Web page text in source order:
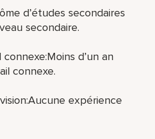
d’études secondaires
secondaire.
d’un an
connexe.
expérience